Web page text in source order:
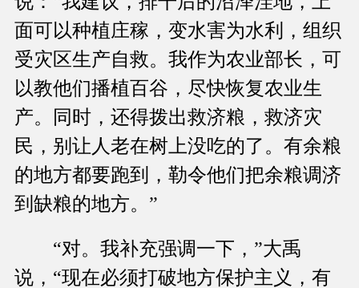
面可以种植庄稼，变水害为水利，组织
受灾区生产自救。我作为农业部长，可
以教他们播植百谷，尽快恢复农业生
产。同时，还得拨出救济粮，救济灾
民，别让人老在树上没吃的了。有余粮
的地方都要跑到，勒令他们把余粮调济
到缺粮的地方。”
“对。我补充强调一下，”大禹
说，“现在必须打破地方保护主义，有